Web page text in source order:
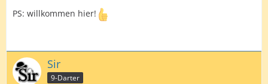
PS: willkommen hier!
Sir
9-Darter